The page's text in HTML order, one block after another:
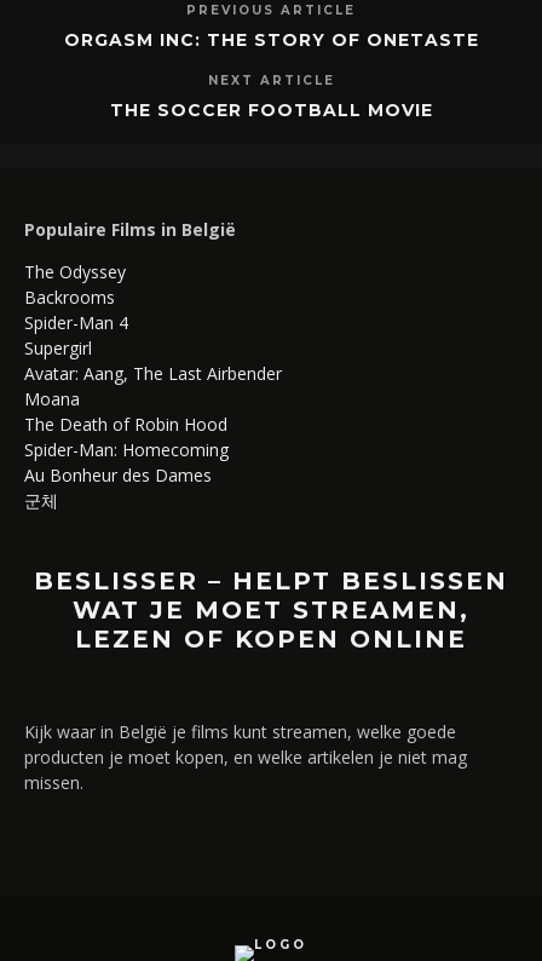
PREVIOUS ARTICLE
ORGASM INC: THE STORY OF ONETASTE
NEXT ARTICLE
THE SOCCER FOOTBALL MOVIE
Populaire Films in België
The Odyssey
Backrooms
Spider-Man 4
Supergirl
Avatar: Aang, The Last Airbender
Moana
The Death of Robin Hood
Spider-Man: Homecoming
Au Bonheur des Dames
군체
BESLISSER – HELPT BESLISSEN
WAT JE MOET STREAMEN,
LEZEN OF KOPEN ONLINE
Kijk waar in België je films kunt streamen, welke goede
producten je moet kopen, en welke artikelen je niet mag
missen.